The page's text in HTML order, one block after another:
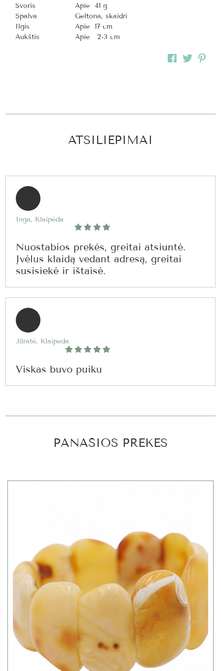
Svoris
Apie 41 g
Spalva
Geltona, skaidri
Ilgis
Aukštis
Apie 17 cm
Apie 2-3 cm
ATSILIEPIMAI
Inga, Klaipėda
Nuostabios prekės, greitai atsiuntė.
Įvėlus klaidą vedant adresą, greitai
susisiekė ir ištaisė.
Jūratė, Klaipeda
Viskas buvo puiku
PANAŠIOS PREKĖS